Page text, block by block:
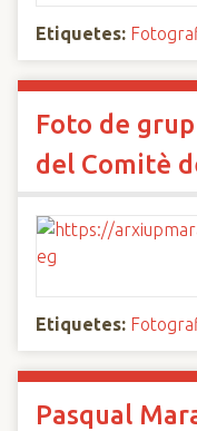
Etiquetes:
Foto de
del Comitè
Etiquetes:
Pasqual